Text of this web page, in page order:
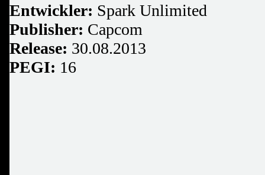
Entwickler: Spark Unlimited
Publisher: Capcom
Release: 30.08.2013
PEGI: 16